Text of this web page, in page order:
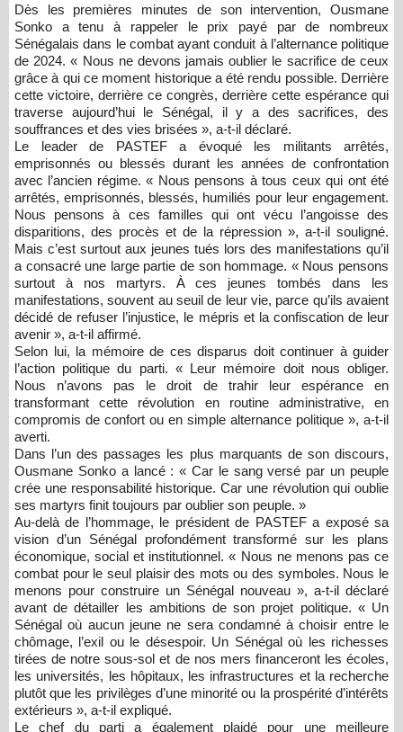
Dès les premières minutes de son intervention, Ousmane
Sonko a tenu à rappeler le prix payé par de nombreux
Sénégalais dans le combat ayant conduit à l’alternance politique
de 2024. « Nous ne devons jamais oublier le sacrifice de ceux
grâce à qui ce moment historique a été rendu possible. Derrière
cette victoire, derrière ce congrès, derrière cette espérance qui
traverse aujourd’hui le Sénégal, il y a des sacrifices, des
souffrances et des vies brisées », a-t-il déclaré.
Le leader de PASTEF a évoqué les militants arrêtés,
emprisonnés ou blessés durant les années de confrontation
avec l’ancien régime. « Nous pensons à tous ceux qui ont été
arrêtés, emprisonnés, blessés, humiliés pour leur engagement.
Nous pensons à ces familles qui ont vécu l’angoisse des
disparitions, des procès et de la répression », a-t-il souligné.
Mais c’est surtout aux jeunes tués lors des manifestations qu’il
a consacré une large partie de son hommage. « Nous pensons
surtout à nos martyrs. À ces jeunes tombés dans les
manifestations, souvent au seuil de leur vie, parce qu’ils avaient
décidé de refuser l’injustice, le mépris et la confiscation de leur
avenir », a-t-il affirmé.
Selon lui, la mémoire de ces disparus doit continuer à guider
l’action politique du parti. « Leur mémoire doit nous obliger.
Nous n’avons pas le droit de trahir leur espérance en
transformant cette révolution en routine administrative, en
compromis de confort ou en simple alternance politique », a-t-il
averti.
Dans l’un des passages les plus marquants de son discours,
Ousmane Sonko a lancé : « Car le sang versé par un peuple
crée une responsabilité historique. Car une révolution qui oublie
ses martyrs finit toujours par oublier son peuple. »
Au-delà de l’hommage, le président de PASTEF a exposé sa
vision d’un Sénégal profondément transformé sur les plans
économique, social et institutionnel. « Nous ne menons pas ce
combat pour le seul plaisir des mots ou des symboles. Nous le
menons pour construire un Sénégal nouveau », a-t-il déclaré
avant de détailler les ambitions de son projet politique. « Un
Sénégal où aucun jeune ne sera condamné à choisir entre le
chômage, l’exil ou le désespoir. Un Sénégal où les richesses
tirées de notre sous-sol et de nos mers financeront les écoles,
les universités, les hôpitaux, les infrastructures et la recherche
plutôt que les privilèges d’une minorité ou la prospérité d’intérêts
extérieurs », a-t-il expliqué.
Le chef du parti a également plaidé pour une meilleure